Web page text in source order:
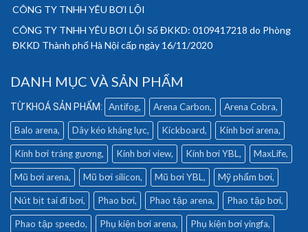
CÔNG TY TNHH YÊU BƠI LỘI
CÔNG TY TNHH YÊU BƠI LỘI Số ĐKKD: 0109417218 do Phòng
ĐKKD Thành phố Hà Nội cấp ngày 16/11/2020
DANH MỤC VÀ SẢN PHẨM
Antifog Arena Carbon Arena Cobra
Balo arena Dây kéo kháng lực Kickboard Kính bơi arena
Kính bơi tráng gương Kính bơi view Kính bơi YBL MaxLife
Mũ bơi arena Mũ bơi silicon Mũ bơi YBL Mỹ phẩm bơi
Nút bịt tai đi bơi Phao bơi Phao tập arena Phao tập bơi
Phao tập speedo Phụ kiện bơi arena Phụ kiện bơi yingfa